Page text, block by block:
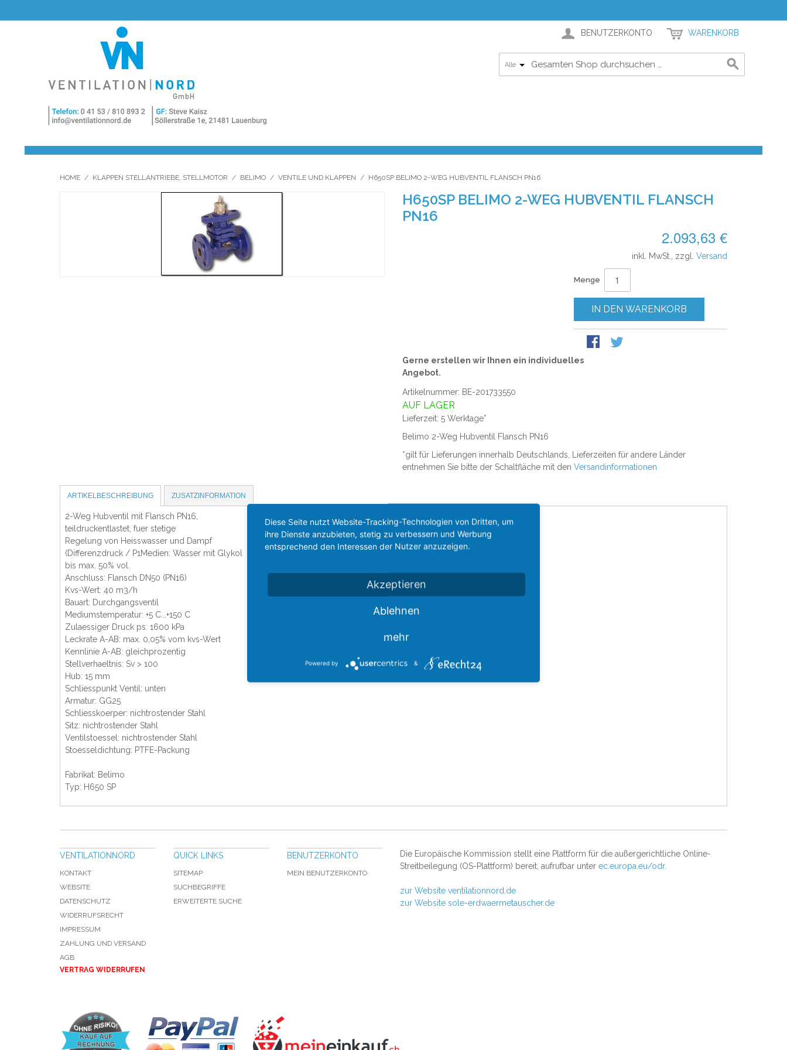
BENUTZERKONTO WARENKORB
Alle
HOME / KLAPPEN STELLANTRIEBE, STELLMOTOR / BELIMO / VENTILE UND KLAPPEN / H650SP BELIMO 2-WEG HUBVENTIL FLANSCH PN16
H650SP BELIMO 2-WEG HUBVENTIL FLANSCH
PN16
2.093,63 €
inkl. MwSt., zzgl. Versand
Menge
IN DEN WARENKORB
Gerne erstellen wir Ihnen ein individuelles
Angebot.
Artikelnummer: BE-201733550
AUF LAGER
Lieferzeit: 5 Werktage*
Belimo 2-Weg Hubventil Flansch PN16
*gilt für Lieferungen innerhalb Deutschlands, Lieferzeiten für andere Länder
entnehmen Sie bitte der Schaltfläche mit den Versandinformationen
ARTIKELBESCHREIBUNG ZUSATZINFORMATION
2-Weg Hubventil mit Flansch PN16,
teildruckentlastet, fuer stetige
Regelung von Heisswasser und Dampf
(Differenzdruck / P1Medien: Wasser mit Glykol
bis max. 50% vol.
Anschluss: Flansch DN50 (PN16)
Kvs-Wert: 40 m3/h
Bauart: Durchgangsventil
Mediumstemperatur: +5 C...+150 C
Zulaessiger Druck ps: 1600 kPa
Leckrate A-AB: max. 0,05% vom kvs-Wert
Kennlinie A-AB: gleichprozentig
Stellverhaeltnis: Sv > 100
Hub: 15 mm
Schliesspunkt Ventil: unten
Armatur: GG25
Schliesskoerper: nichtrostender Stahl
Sitz: nichtrostender Stahl
Ventilstoessel: nichtrostender Stahl
Stoesseldichtung: PTFE-Packung
Fabrikat: Belimo
Typ: H650 SP
VENTILATIONNORD
KONTAKT
WEBSITE
DATENSCHUTZ
WIDERRUFSRECHT
IMPRESSUM
ZAHLUNG UND VERSAND
AGB
VERTRAG WIDERRUFEN
QUICK LINKS
SITEMAP
SUCHBEGRIFFE
ERWEITERTE SUCHE
BENUTZERKONTO
MEIN BENUTZERKONTO
Die Europäische Kommission stellt eine Plattform für die außergerichtliche Online-
Streitbeilegung (OS-Plattform) bereit, aufrufbar unterec.europa.eu/odr.
zur Website ventilationnord.de
zur Website sole-erdwaermetauscher.de
Diese Seite nutzt Website-Tracking-Technologien von Dritten, um
ihre Dienste anzubieten, stetig zu verbessern und Werbung
entsprechend den Interessen der Nutzer anzuzeigen.
Akzeptieren
Ablehnen
mehr
Powered by &